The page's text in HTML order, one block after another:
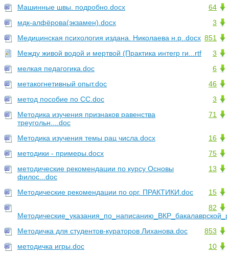
64
Машинные швы. подробно.docx
3
мдк-алфёрова(экзамен).docx
851
Медицинская психология издана. Николаева н.р..docx
3
Между живой водой и мертвой (Практика интегр ги...rtf
6
мелкая педагогика.doc
46
метакогнетивный опыт.doc
3
метод пособие по СС.doc
71
Методика изучения признаков равенства
треугольн....doc
16
Методика изучения темы рац числа.docx
75
методики - примеры.docx
13
методические рекомендации по курсу Основы
филос...doc
15
Методические рекомендации по орг. ПРАКТИКИ.doc
82
853
Методичка для студентов-кураторов Лиханова.doc
10
методичка игры.doc